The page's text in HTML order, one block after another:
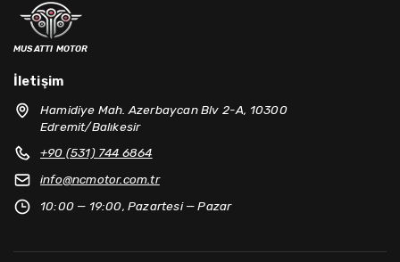
musatti motor
İletişim
Hamidiye Mah. Azerbaycan Blv 2-A, 10300
Edremit/Balıkesir
+90 (531) 744 6864
info@ncmotor.com.tr
10:00 — 19:00, Pazartesi — Pazar